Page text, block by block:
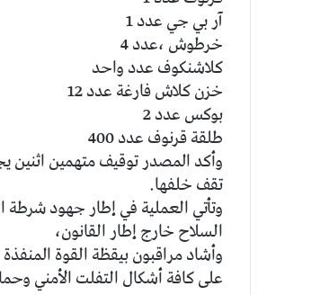
آر بي جي عدد 1
خرطوش ،عدد 4
كلاشنكوف عدد واحد
خزن كلاش فارغة عدد 12
بوكس عدد 2
طلقة قرنوف عدد 400
وأكد المصدر توقيف متهمين
تقف خلفها.
وتأتي العملية في إطار جهود
السلاح خارج إطار القانون،
وأشاد مراقبون بيقظة القوة
على كافة أشكال التفلت الأمني